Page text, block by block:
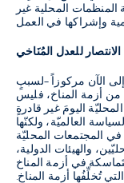
المنظمات المحلية غير
وإشراكها في العمل
الانتصار للعدل المُنَاخي
الآن مركوزاً–لسببٍ
من أزمة المناخ، فليس
اليومَ غير قادرةٍ
العالميّة، ولكنّها
في المجتمعات المحليّة
والهيئات الدولية،
في أزمة المناخ
تُخلِّفُها أزمة المناخ.